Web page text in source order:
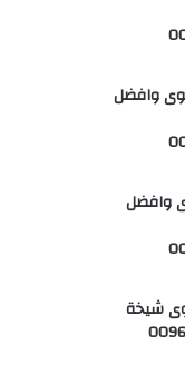
وافضل
وافضل
شيخة